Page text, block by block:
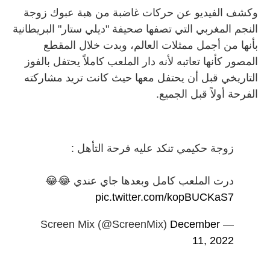
وكشف الفيديو عن حركات غاضبة من هبة عبوك زوجة
النجم المغربي التي تصفها صحيفة "ديلي ستار" البريطانية
بأنها من أجمل ممثلات العالم، وبدت خلال المقطع
المصور كأنها تعاتبه لأنه دار الملعب كاملاً يحتفل بالفوز
التاريخي قبل أن يحتفل معها حيث كانت تريد مشاركته
الفرحة أولاً قبل الجميع.
زوجة حكيمي تنكد عليه فرحة التأهل :
درت الملعب كامل وبعدها جاي عندي 😂😂
pic.twitter.com/kopBUCKaS7
— Screen Mix (@ScreenMix)
December
11, 2022